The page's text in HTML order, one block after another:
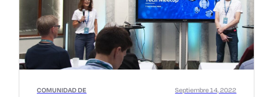
COMUNIDAD DE
Septiembre 14, 2022